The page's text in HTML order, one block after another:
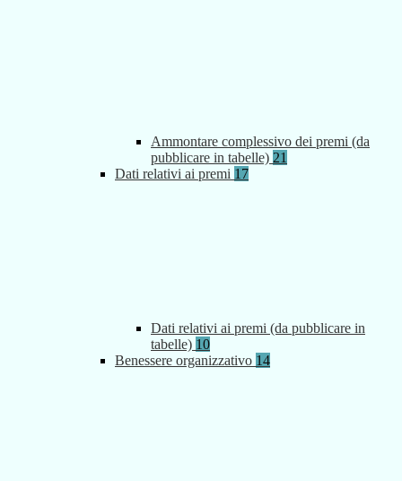
Ammontare complessivo dei premi (da
pubblicare in tabelle) 21
Dati relativi ai premi 17
Dati relativi ai premi (da pubblicare in
tabelle) 10
Benessere organizzativo 14